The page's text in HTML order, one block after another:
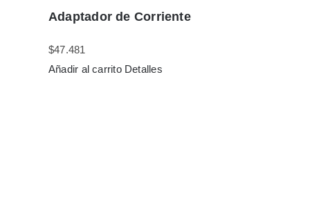
Adaptador de Corriente
$47.481
Añadir al carrito Detalles